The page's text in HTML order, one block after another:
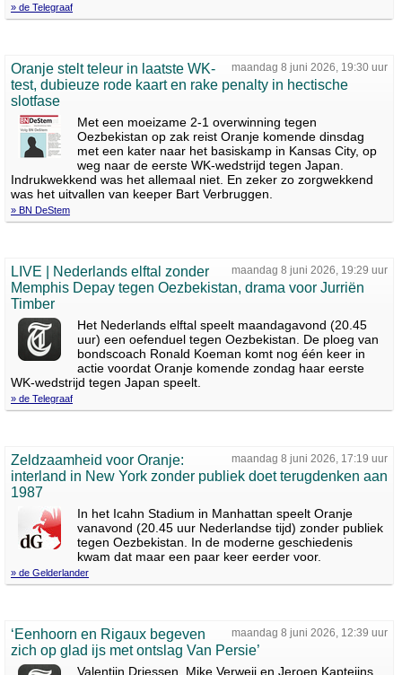
» de Telegraaf
maandag 8 juni 2026, 19:30 uur
Oranje stelt teleur in laatste WK-
test, dubieuze rode kaart en rake penalty in hectische
slotfase
Met een moeizame 2-1 overwinning tegen
Oezbekistan op zak reist Oranje komende dinsdag
met een kater naar het basiskamp in Kansas City, op
weg naar de eerste WK-wedstrijd tegen Japan.
Indrukwekkend was het allemaal niet. En zeker zo zorgwekkend
was het uitvallen van keeper Bart Verbruggen.
» BN DeStem
maandag 8 juni 2026, 19:29 uur
LIVE | Nederlands elftal zonder
Memphis Depay tegen Oezbekistan, drama voor Jurriën
Timber
Het Nederlands elftal speelt maandagavond (20.45
uur) een oefenduel tegen Oezbekistan. De ploeg van
bondscoach Ronald Koeman komt nog één keer in
actie voordat Oranje komende zondag haar eerste
WK-wedstrijd tegen Japan speelt.
» de Telegraaf
maandag 8 juni 2026, 17:19 uur
Zeldzaamheid voor Oranje:
interland in New York zonder publiek doet terugdenken aan
1987
In het Icahn Stadium in Manhattan speelt Oranje
vanavond (20.45 uur Nederlandse tijd) zonder publiek
tegen Oezbekistan. In de moderne geschiedenis
kwam dat maar een paar keer eerder voor.
» de Gelderlander
maandag 8 juni 2026, 12:39 uur
‘Eenhoorn en Rigaux begeven
zich op glad ijs met ontslag Van Persie’
Valentijn Driessen, Mike Verweij en Jeroen Kapteijns